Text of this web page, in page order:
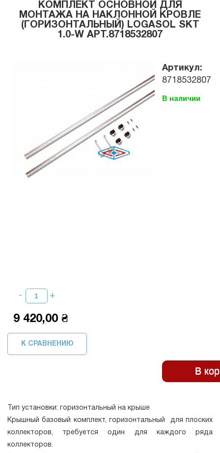
КОМПЛЕКТ ОСНОВНОЙ ДЛЯ
МОНТАЖА НА НАКЛОННОЙ КРОВЛЕ
(ГОРИЗОНТАЛЬНЫЙ) LOGASOL SKT
1.0-W АРТ.8718532807
Артикул:
8718532807
9 420,00 ₴
К СРАВНЕНИЮ
В наличии
Тип установки: горизонтальный на крыше
Крышный базовый комплект, горизонтальный для плоских
коллекторов, требуется один для каждого ряда
коллекторов.